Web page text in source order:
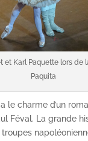
et Karl Paquette lors de
Paquita
le charme d’un
Féval. La grande